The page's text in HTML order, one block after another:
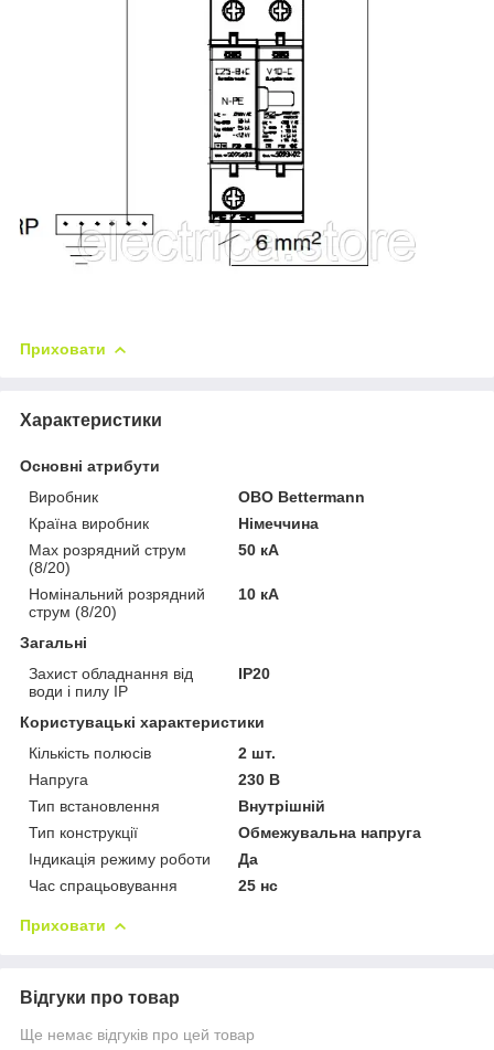
Приховати
Характеристики
Основні атрибути
Виробник
OBO Bettermann
Країна виробник
Німеччина
Мах розрядний струм
(8/20)
50 кА
Номінальний розрядний
струм (8/20)
10 кА
Загальні
Захист обладнання від
води і пилу IP
IP20
Користувацькі характеристики
Кількість полюсів
2 шт.
Напруга
230 В
Тип встановлення
Внутрішній
Тип конструкції
Обмежувальна напруга
Індикація режиму роботи
Да
Час спрацьовування
25 нс
Приховати
Відгуки про товар
Ще немає відгуків про цей товар